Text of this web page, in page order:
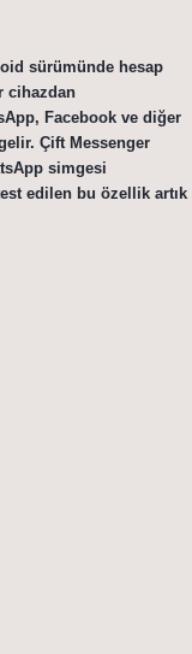
sürümünde hesap
cihazdan
Facebook ve diğer
Çift Messenger
simgesi
edilen bu özellik artık